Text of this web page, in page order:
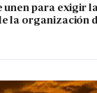
unen para exigir
la organización